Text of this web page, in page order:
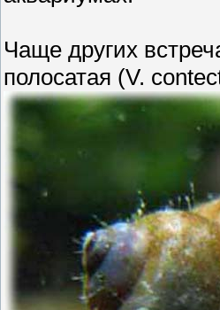
Чаще других
полосатая (V.